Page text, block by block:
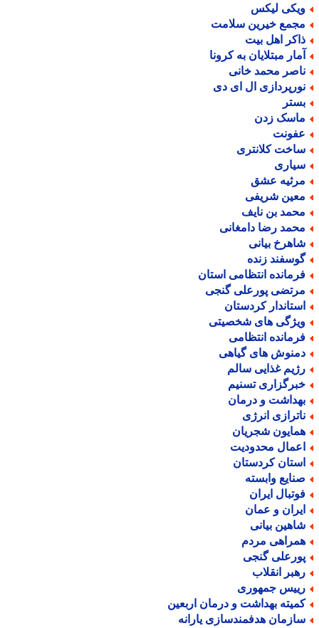
لیکس
خیرین سلامت
اهل بیت
مبتلایان به کرونا
محمد خانی
ال ای دی
زدن
کلانتری
عشق
شریفی
بن نایف
رضا دامغانی
بیانی
زنده
انتظامی استان
پورعلی گنجی
کردستان
های شخصیتی
انتظامی
های گیاهی
غذایی سالم
تسنیم
و درمان
انرژی
شجریان
محدودیت
کردستان
وابسته
ایران
و عمان
بیانی
مردم
گنجی
انقلاب
جمهوری
بهداشت و درمان اربعین
هدفمندسازی یارانه